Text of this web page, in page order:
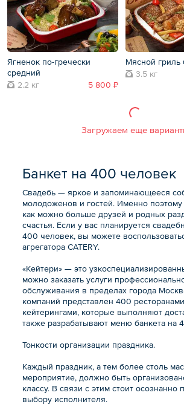
Ягненок по-гречески
средний
2.2 кг
5 800 ₽
Мясной гриль
3.5 кг
Загружаем еще
Банкет на 400 человек
Свадебь — яркое и запоминающееся
молодоженов и гостей. Именно поэтому
как можно больше друзей и родных
счастья. Если у вас планируется
400 человек, вы можете
агрегатора CATERY.
«Кейтери» — это
можно заказать услуги
обслуживания в пределах города
компаний представлен 400
кейтерингами, которые выполняют
также разрабатывают меню банкета на
Тонкости организации праздника.
Каждый праздник, а тем более столь
мероприятие, должно быть
классу. В связи с этим стоит осознанно
выбору исполнителя.